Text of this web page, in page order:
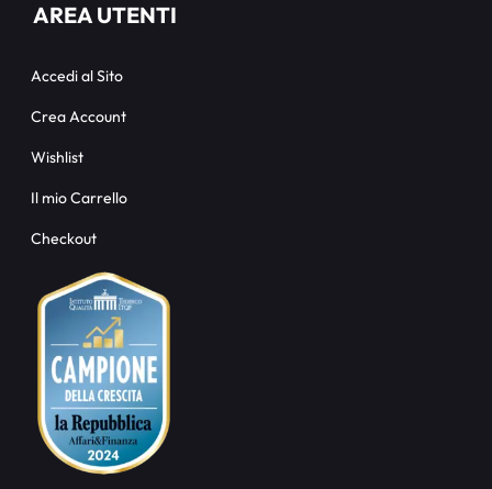
AREA UTENTI
Accedi al Sito
Crea Account
Wishlist
Il mio Carrello
Checkout